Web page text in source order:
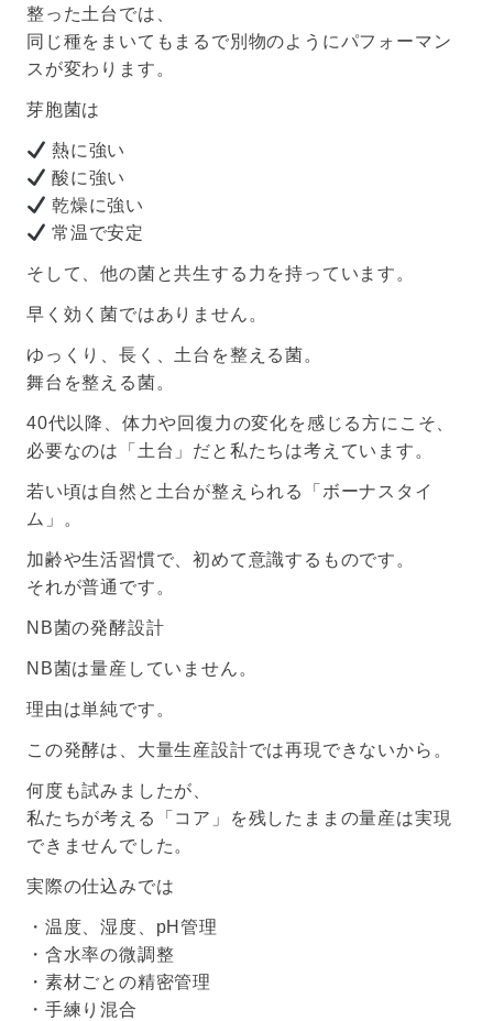
整った土台では、
同じ種をまいてもまるで別物のようにパフォーマン
スが変わります。
芽胞菌は
熱に強い
酸に強い
乾燥に強い
常温で安定
そして、他の菌と共生する力を持っています。
早く効く菌ではありません。
ゆっくり、長く、土台を整える菌。
舞台を整える菌。
40代以降、体力や回復力の変化を感じる方にこそ、
必要なのは「土台」だと私たちは考えています。
若い頃は自然と土台が整えられる「ボーナスタイ
ム」。
加齢や生活習慣で、初めて意識するものです。
それが普通です。
NB菌の発酵設計
NB菌は量産していません。
理由は単純です。
この発酵は、大量生産設計では再現できないから。
何度も試みましたが、
私たちが考える「コア」を残したままの量産は実現
できませんでした。
実際の仕込みでは
・温度、湿度、pH管理
・含水率の微調整
・素材ごとの精密管理
・手練り混合